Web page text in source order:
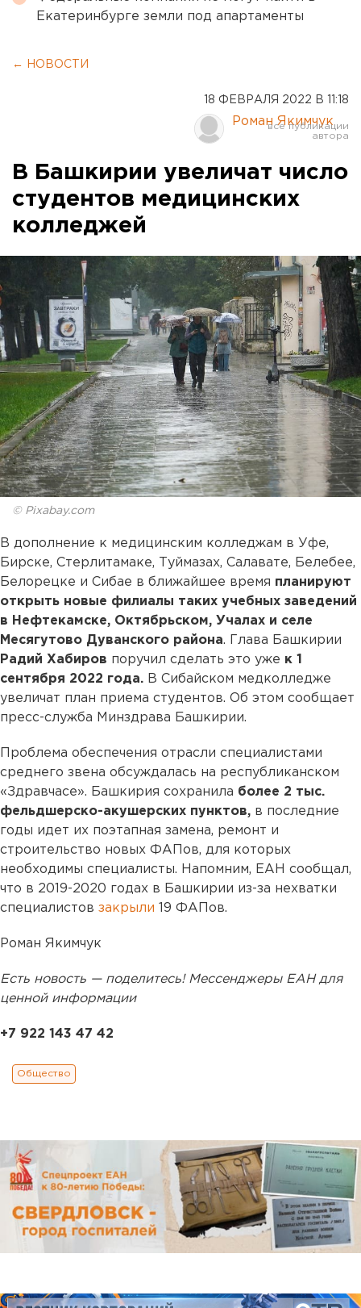
Екатеринбурге земли под апартаменты
← НОВОСТИ
18 ФЕВРАЛЯ 2022 В 11:18
Роман Якимчук
В Башкирии увеличат число
студентов медицинских
колледжей
© Pixabay.com
В дополнение к медицинским колледжам в Уфе,
Бирске, Стерлитамаке, Туймазах, Салавате, Белебее,
Белорецке и Сибае в ближайшее время планируют
открыть новые филиалы таких учебных заведений
в Нефтекамске, Октябрьском, Учалах и селе
Месягутово Дуванского района. Глава Башкирии
Радий Хабиров поручил сделать это уже к 1
сентября 2022 года. В Сибайском медколледже
увеличат план приема студентов. Об этом сообщает
пресс-служба Минздрава Башкирии.
Проблема обеспечения отрасли специалистами
среднего звена обсуждалась на республиканском
«Здравчасе». Башкирия сохранила более 2 тыс.
фельдшерско-акушерских пунктов, в последние
годы идет их поэтапная замена, ремонт и
строительство новых ФАПов, для которых
необходимы специалисты. Напомним, ЕАН сообщал,
что в 2019-2020 годах в Башкирии из-за нехватки
специалистов закрыли 19 ФАПов.
Роман Якимчук
Есть новость — поделитесь! Мессенджеры ЕАН для
ценной информации
+7 922 143 47 42
Общество